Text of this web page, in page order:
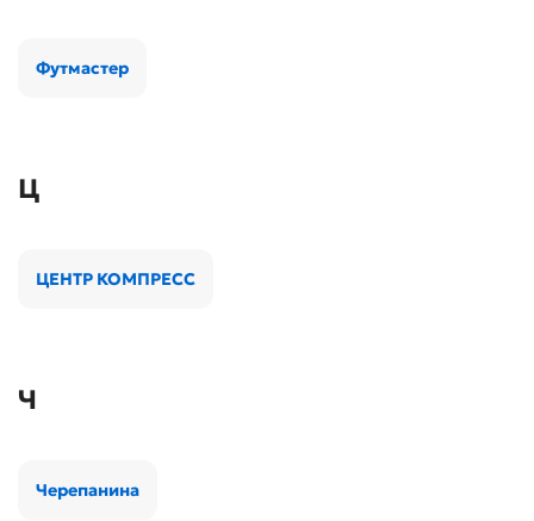
Футмастер
Ц
ЦЕНТР КОМПРЕСС
Ч
Черепанина